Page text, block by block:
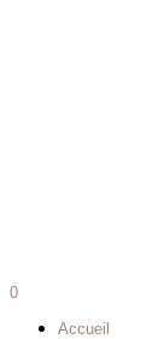
0
Accueil